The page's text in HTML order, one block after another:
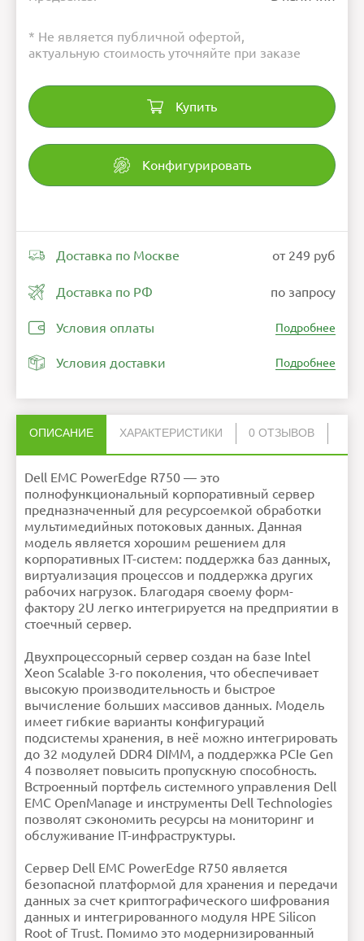
* Не является публичной офертой,
актуальную стоимость уточняйте при заказе
Купить
Конфигурировать
Доставка по Москве от 249 руб
Доставка по РФ по запросу
Условия оплаты Подробнее
Условия доставки Подробнее
ОПИСАНИЕ ХАРАКТЕРИСТИКИ 0 ОТЗЫВОВ
Dell EMC PowerEdge R750 — это
полнофункциональный корпоративный сервер
предназначенный для ресурсоемкой обработки
мультимедийных потоковых данных. Данная
модель является хорошим решением для
корпоративных IT-систем: поддержка баз данных,
виртуализация процессов и поддержка других
рабочих нагрузок. Благодаря своему форм-
фактору 2U легко интегрируется на предприятии в
стоечный сервер.
Двухпроцессорный сервер создан на базе Intel
Xeon Scalable 3-го поколения, что обеспечивает
высокую производительность и быстрое
вычисление больших массивов данных. Модель
имеет гибкие варианты конфигураций
подсистемы хранения, в неё можно интегрировать
до 32 модулей DDR4 DIMM, а поддержка PCIe Gen
4 позволяет повысить пропускную способность.
Встроенный портфель системного управления Dell
EMC OpenManage и инструменты Dell Technologies
позволят сэкономить ресурсы на мониторинг и
обслуживание IT-инфраструктуры.
Сервер Dell EMC PowerEdge R750 является
безопасной платформой для хранения и передачи
данных за счет криптографического шифрования
данных и интегрированного модуля HPE Silicon
Root of Trust. Помимо это модернизированный
Microsoft ® Windows Server
®, RedHat ® Enterprise Linux,
SUSE ® Linux Enterprise
Server, VMware ® ESXi ® с
Hyper-V
Накопители
88 Тбайт. До 16 жестких
дисков/твердотельных
накопителей
SAS/SATA/NVMe 2
76 Тбайт. До 24 жестких
дисков/твердотельных
накопителей
64 ТбайтЗадние отсеки: До 2
жестких дисков/
твердотельных накопителей
SAS/SATA/NVMe 2
72 Тбайт До 4 жестких
дисков/твердотельных
SAS/SATA/NVMe 2
транзакций в секундуТип
памяти: RDIMM, LRDIMM
Intel® серии 200
(BPS)Разъемы для модулей
память Intel® серии 200
(BPS): 8 Тбайт
Безопасность
Надежное удаление
Корень доверия на
Блоки питания
Platinum 800 Вт,
постоянного тока высокого
напряжения, Titanium 1100
Вт, переменный ток/240 В
постоянного тока высокого
напряжения, Platinum 1400
Вт, переменный ток/240 В
напряжения, Platinum 2400
Вт, переменный ток/240 В
постоянного тока высокого
напряжения, Блоки питания
с возможностью «горячего»
опциональным полным
резервированием
запоминающих
устройств
H345
H755
H755NВнешние
HBA355EПрограммный
RAID-массив:
Boot Optimized Storage
Subsystem (BOSS-S2):
Набор
микросхем
Набор микросхем серии
Intel ® C620
стоек
ReadyRails™ с опциональным
держателем кабеля для
стоек с четырьмя опорами
(для стоек с резьбовыми
отверстиями требуются
опциональные кронштейны-
переходники).Неподвижные
направляющие ReadyRails™
для стоек с четырьмя и
направляющие с
опциональной планкой для
НАПИСАТЬ ОТЗЫВ
Внимание:HTML не поддерживается! Используйте
Рейтинг
Плохо Хорошо
Продолжить